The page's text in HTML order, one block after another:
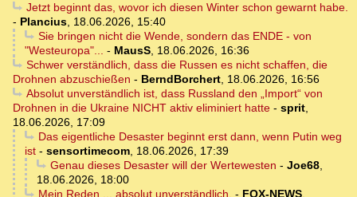
Jetzt beginnt das, wovor ich diesen Winter schon gewarnt habe.
- Plancius, 18.06.2026, 15:40
Sie bringen nicht die Wende, sondern das ENDE - von
"Westeuropa"... - MausS, 18.06.2026, 16:36
Schwer verständlich, dass die Russen es nicht schaffen, die
Drohnen abzuschießen - BerndBorchert, 18.06.2026, 16:56
Absolut unverständlich ist, dass Russland den „Import“ von
Drohnen in die Ukraine NICHT aktiv eliminiert hatte - sprit,
18.06.2026, 17:09
Das eigentliche Desaster beginnt erst dann, wenn Putin weg
ist - sensortimecom, 18.06.2026, 17:39
Genau dieses Desaster will der Wertewesten - Joe68,
18.06.2026, 18:00
Mein Reden ... absolut unverständlich. - FOX-NEWS,